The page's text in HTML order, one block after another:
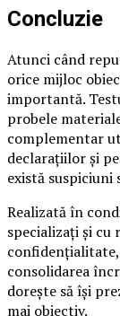
Concluzie
Atunci când
orice mijloc
importantă.
probele
complementar
declarațiilor și
există suspiciuni
Realizată în
specializați și cu
consolidarea
dorește să își
mai obiectiv.